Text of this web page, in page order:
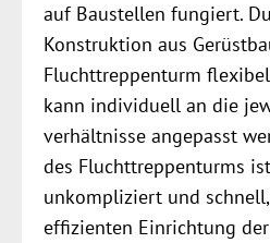
auf Baustellen fungiert.
Konstruktion aus
Flucht­treppen­turm
kann individuell an die
verhältnisse angepasst
des Flucht­treppen­turms
unkompliziert und
effizienten Einrichtung der